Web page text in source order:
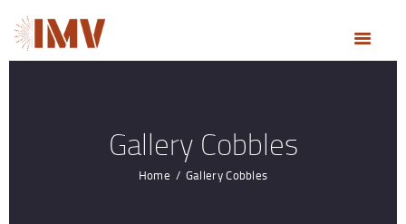
Gallery Cobbles
Home Gallery Cobbles
ACCUEIL
NOS MÉTIERS
ACTUALITÉS
DEVIS & CONTACT